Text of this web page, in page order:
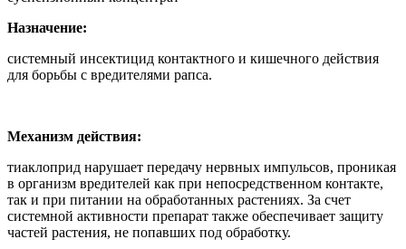
Назначение:
системный инсектицид контактного и кишечного действия
для борьбы с вредителями рапса.
Механизм действия:
тиаклоприд нарушает передачу нервных импульсов, проникая
в организм вредителей как при непосредственном контакте,
так и при питании на обработанных растениях. За счет
системной активности препарат также обеспечивает защиту
частей растения, не попавших под обработку.